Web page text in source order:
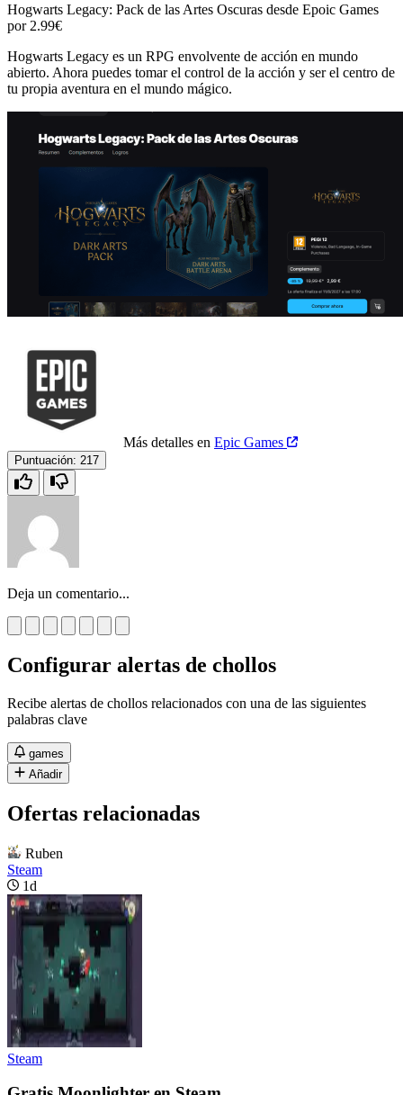
Hogwarts Legacy: Pack de las Artes Oscuras desde Epoic Games
por 2.99€
Hogwarts Legacy es un RPG envolvente de acción en mundo
abierto. Ahora puedes tomar el control de la acción y ser el centro de
tu propia aventura en el mundo mágico.
Más detalles en Epic Games
Puntuación: 217
Deja un comentario...
Configurar alertas de chollos
Recibe alertas de chollos relacionados con una de las siguientes
palabras clave
games
Añadir
Ofertas relacionadas
Ruben
Steam
1d
Steam